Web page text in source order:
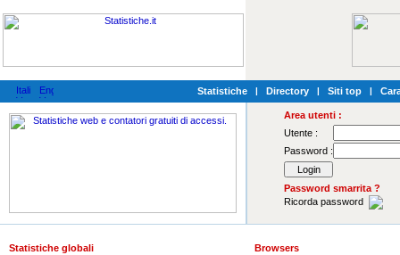
Statistiche | Directory | Siti top |
Area utenti :
Utente :
Password :
Password smarrita ?
Ricorda password
Statistiche globali
Browsers